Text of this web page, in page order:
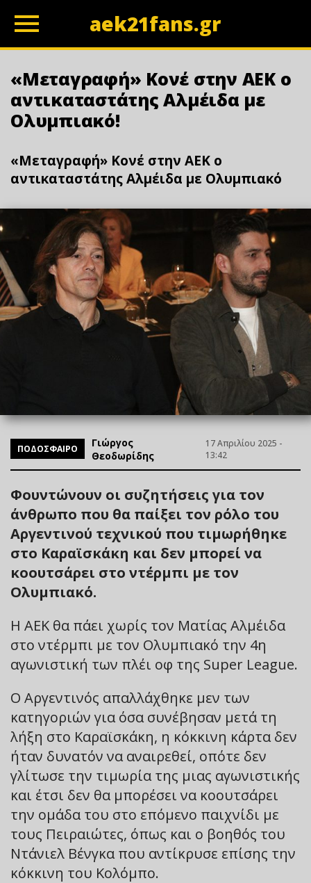
aek21fans.gr
«Μεταγραφή» Κονέ στην ΑΕΚ ο
αντικαταστάτης Αλμέιδα με
Ολυμπιακό!
«Μεταγραφή» Κονέ στην ΑΕΚ ο
αντικαταστάτης Αλμέιδα με Ολυμπιακό
ΠΟΔΟΣΦΑΙΡΟ
Γιώργος
Θεοδωρίδης
17 Απριλίου 2025 -
13:42
Φουντώνουν οι συζητήσεις για τον
άνθρωπο που θα παίξει τον ρόλο του
Αργεντινού τεχνικού που τιμωρήθηκε
στο Καραϊσκάκη και δεν μπορεί να
κοουτσάρει στο ντέρμπι με τον
Ολυμπιακό.
Η ΑΕΚ θα πάει χωρίς τον Ματίας Αλμέιδα
στο ντέρμπι με τον Ολυμπιακό την 4η
αγωνιστική των πλέι οφ της Super League.
Ο Αργεντινός απαλλάχθηκε μεν των
κατηγοριών για όσα συνέβησαν μετά τη
λήξη στο Καραϊσκάκη, η κόκκινη κάρτα δεν
ήταν δυνατόν να αναιρεθεί, οπότε δεν
γλίτωσε την τιμωρία της μιας αγωνιστικής
και έτσι δεν θα μπορέσει να κοουτσάρει
την ομάδα του στο επόμενο παιχνίδι με
τους Πειραιώτες, όπως και ο βοηθός του
Ντάνιελ Βένγκα που αντίκρυσε επίσης την
κόκκινη του Κολόμπο.